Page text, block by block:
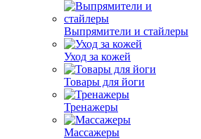
Выпрямители и стайлеры
Уход за кожей
Товары для йоги
Тренажеры
Массажеры